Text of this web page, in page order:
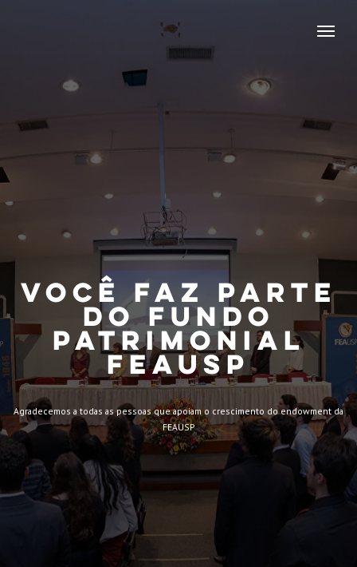
Você faz parte
do Fundo
Patrimonial
FEAUSP
Agradecemos a todas as pessoas que apoiam o crescimento do endowment da
FEAUSP